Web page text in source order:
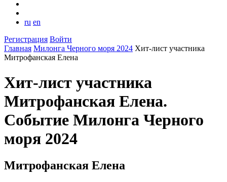
ru en
Регистрация Войти
Главная Милонга Черного моря 2024 Хит-лист участника
Митрофанская Елена
Хит-лист участника
Митрофанская Елена.
Событие Милонга Черного
моря 2024
Митрофанская Елена